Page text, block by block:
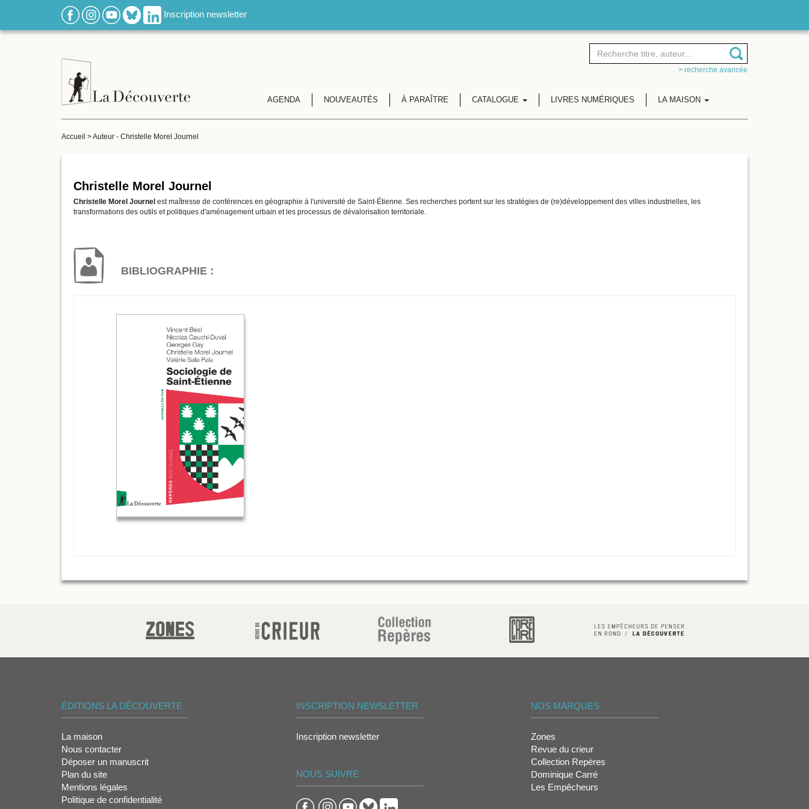
Inscription newsletter
> recherche avancée
AGENDA NOUVEAUTÉS À PARAÎTRE CATALOGUE LIVRES NUMÉRIQUES LA MAISON
Accueil >Auteur - Christelle Morel Journel
Christelle Morel Journel
Christelle Morel Journel est maîtresse de conférences en géographie à l'université de Saint-Étienne. Ses recherches portent sur les stratégies de (re)développement des villes industrielles, les
transformations des outils et politiques d'aménagement urbain et les processus de dévalorisation territoriale.
BIBLIOGRAPHIE :
ÉDITIONS LA DÉCOUVERTE
La maison
Nous contacter
Déposer un manuscrit
Plan du site
Mentions légales
Politique de confidentialité
INSCRIPTION NEWSLETTER
Inscription newsletter
NOUS SUIVRE
NOS MARQUES
Zones
Revue du crieur
Collection Repères
Dominique Carré
Les Empêcheurs